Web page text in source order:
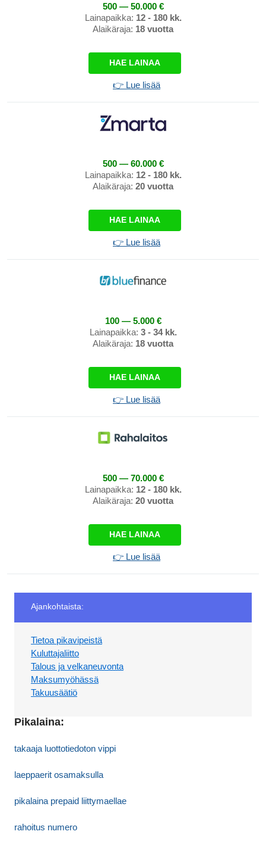
500 — 50.000 €
Lainapaikka: 12 - 180 kk.
Alaikäraja: 18 vuotta
HAE LAINAA
👉 Lue lisää
500 — 60.000 €
Lainapaikka: 12 - 180 kk.
Alaikäraja: 20 vuotta
HAE LAINAA
👉 Lue lisää
100 — 5.000 €
Lainapaikka: 3 - 34 kk.
Alaikäraja: 18 vuotta
HAE LAINAA
👉 Lue lisää
500 — 70.000 €
Lainapaikka: 12 - 180 kk.
Alaikäraja: 20 vuotta
HAE LAINAA
👉 Lue lisää
Ajankohtaista:
Tietoa pikavipeistä
Kuluttajaliitto
Talous ja velkaneuvonta
Maksumyöhässä
Takuusäätiö
Pikalaina:
takaaja luottotiedoton vippi
laeppaerit osamaksulla
pikalaina prepaid liittymaellae
rahoitus numero